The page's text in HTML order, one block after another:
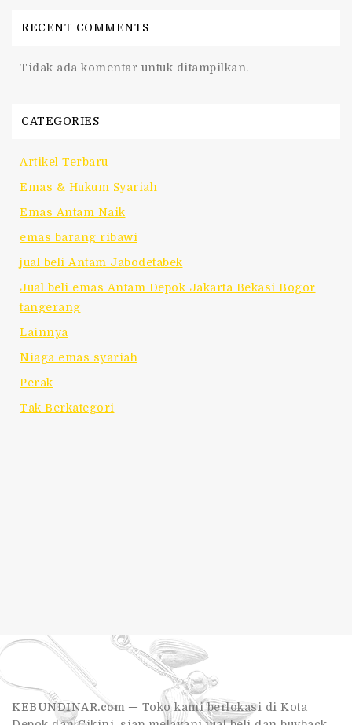
RECENT COMMENTS
Tidak ada komentar untuk ditampilkan.
CATEGORIES
Artikel Terbaru
Emas & Hukum Syariah
Emas Antam Naik
emas barang ribawi
jual beli Antam Jabodetabek
Jual beli emas Antam Depok Jakarta Bekasi Bogor
tangerang
Lainnya
Niaga emas syariah
Perak
Tak Berkategori
KEBUNDINAR.com — Toko kami berlokasi di Kota